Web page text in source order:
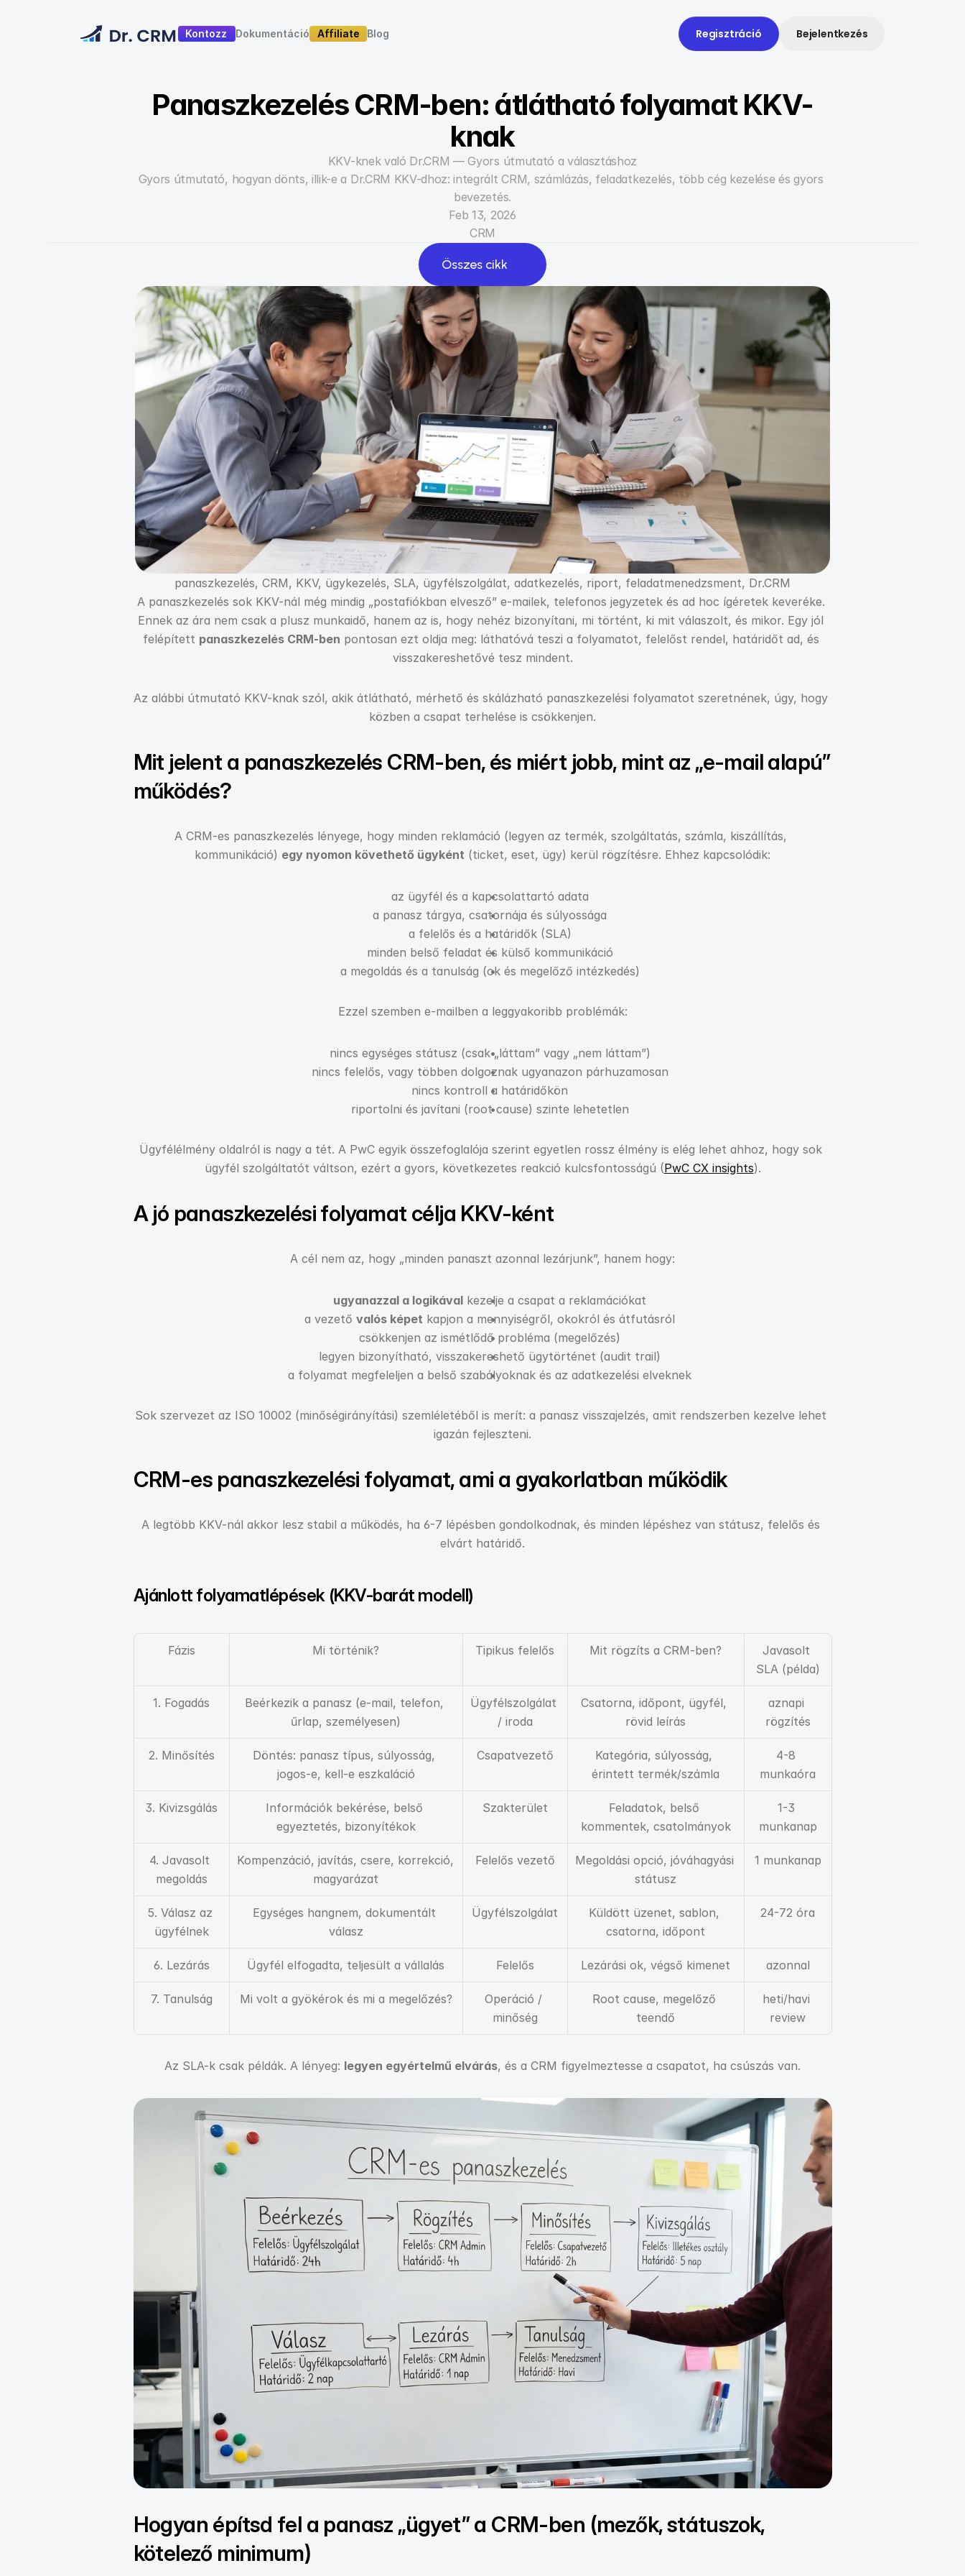
Kontozz
Dokumentáció
Affiliate
Blog
Regisztráció Bejelentkezés
Panaszkezelés CRM-ben: átlátható folyamat KKV-
knak
KKV-knek való Dr.CRM — Gyors útmutató a választáshoz
Gyors útmutató, hogyan dönts, illik-e a Dr.CRM KKV-dhoz: integrált CRM, számlázás, feladatkezelés, több cég kezelése és gyors
bevezetés.
Feb 13, 2026
CRM
Összes cikk
Összes cikk
panaszkezelés, CRM, KKV, ügykezelés, SLA, ügyfélszolgálat, adatkezelés, riport, feladatmenedzsment, Dr.CRM
A panaszkezelés sok KKV-nál még mindig „postafiókban elvesző” e-mailek, telefonos jegyzetek és ad hoc ígéretek keveréke.
Ennek az ára nem csak a plusz munkaidő, hanem az is, hogy nehéz bizonyítani, mi történt, ki mit válaszolt, és mikor. Egy jól
felépített panaszkezelés CRM-ben pontosan ezt oldja meg: láthatóvá teszi a folyamatot, felelőst rendel, határidőt ad, és
visszakereshetővé tesz mindent.
Az alábbi útmutató KKV-knak szól, akik átlátható, mérhető és skálázható panaszkezelési folyamatot szeretnének, úgy, hogy
közben a csapat terhelése is csökkenjen.
Mit jelent a panaszkezelés CRM-ben, és miért jobb, mint az „e-mail alapú”
működés?
A CRM-es panaszkezelés lényege, hogy minden reklamáció (legyen az termék, szolgáltatás, számla, kiszállítás,
kommunikáció) egy nyomon követhető ügyként (ticket, eset, ügy) kerül rögzítésre. Ehhez kapcsolódik:
az ügyfél és a kapcsolattartó adata
a panasz tárgya, csatornája és súlyossága
a felelős és a határidők (SLA)
minden belső feladat és külső kommunikáció
a megoldás és a tanulság (ok és megelőző intézkedés)
Ezzel szemben e-mailben a leggyakoribb problémák:
nincs egységes státusz (csak „láttam” vagy „nem láttam”)
nincs felelős, vagy többen dolgoznak ugyanazon párhuzamosan
nincs kontroll a határidőkön
riportolni és javítani (root cause) szinte lehetetlen
Ügyfélélmény oldalról is nagy a tét. A PwC egyik összefoglalója szerint egyetlen rossz élmény is elég lehet ahhoz, hogy sok
ügyfél szolgáltatót váltson, ezért a gyors, következetes reakció kulcsfontosságú (PwC CX insights).
A jó panaszkezelési folyamat célja KKV-ként
A cél nem az, hogy „minden panaszt azonnal lezárjunk”, hanem hogy:
ugyanazzal a logikával kezelje a csapat a reklamációkat
a vezető valós képet kapjon a mennyiségről, okokról és átfutásról
csökkenjen az ismétlődő probléma (megelőzés)
legyen bizonyítható, visszakereshető ügytörténet (audit trail)
a folyamat megfeleljen a belső szabályoknak és az adatkezelési elveknek
Sok szervezet az ISO 10002 (minőségirányítási) szemléletéből is merít: a panasz visszajelzés, amit rendszerben kezelve lehet
igazán fejleszteni.
CRM-es panaszkezelési folyamat, ami a gyakorlatban működik
A legtöbb KKV-nál akkor lesz stabil a működés, ha 6-7 lépésben gondolkodnak, és minden lépéshez van státusz, felelős és
elvárt határidő.
Ajánlott folyamatlépések (KKV-barát modell)
Fázis Mi történik? Tipikus felelős Mit rögzíts a CRM-ben?
Javasolt
SLA (példa)
1. Fogadás
Beérkezik a panasz (e-mail, telefon,
űrlap, személyesen)
Ügyfélszolgálat
/ iroda
Csatorna, időpont, ügyfél,
rövid leírás
aznapi
rögzítés
2. Minősítés
Döntés: panasz típus, súlyosság,
jogos-e, kell-e eszkaláció
Csapatvezető
Kategória, súlyosság,
érintett termék/számla
4-8
munkaóra
3. Kivizsgálás
Információk bekérése, belső
egyeztetés, bizonyítékok
Szakterület
Feladatok, belső
kommentek, csatolmányok
1-3
munkanap
4. Javasolt
megoldás
Kompenzáció, javítás, csere, korrekció,
magyarázat
Felelős vezető
Megoldási opció, jóváhagyási
státusz
1 munkanap
5. Válasz az
ügyfélnek
Egységes hangnem, dokumentált
válasz
Ügyfélszolgálat
Küldött üzenet, sablon,
csatorna, időpont
24-72 óra
6. Lezárás Ügyfél elfogadta, teljesült a vállalás Felelős Lezárási ok, végső kimenet azonnal
7. Tanulság Mi volt a gyökérok és mi a megelőzés?
Operáció /
minőség
Root cause, megelőző
teendő
heti/havi
review
Az SLA-k csak példák. A lényeg: legyen egyértelmű elvárás, és a CRM figyelmeztesse a csapatot, ha csúszás van.
Hogyan építsd fel a panasz „ügyet” a CRM-ben (mezők, státuszok,
kötelező minimum)